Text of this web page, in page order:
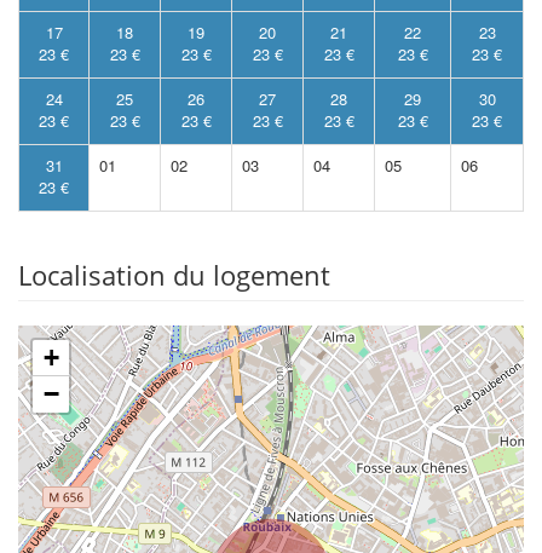
17
23 €
18
23 €
19
23 €
20
23 €
21
23 €
22
23 €
23
23 €
24
23 €
25
23 €
26
23 €
27
23 €
28
23 €
29
23 €
30
23 €
31
23 €
01 02 03 04 05 06
Localisation du logement
+
−